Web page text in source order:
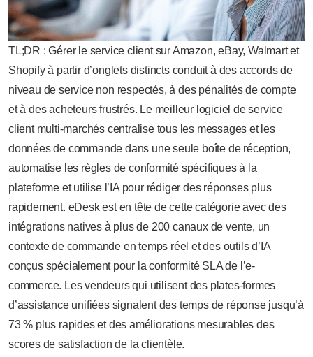
TL;DR : Gérer le service client sur Amazon, eBay, Walmart et
Shopify à partir d’onglets distincts conduit à des accords de
niveau de service non respectés, à des pénalités de compte
et à des acheteurs frustrés. Le meilleur logiciel de service
client multi-marchés centralise tous les messages et les
données de commande dans une seule boîte de réception,
automatise les règles de conformité spécifiques à la
plateforme et utilise l’IA pour rédiger des réponses plus
rapidement. eDesk est en tête de cette catégorie avec des
intégrations natives à plus de 200 canaux de vente, un
contexte de commande en temps réel et des outils d’IA
conçus spécialement pour la conformité SLA de l’e-
commerce. Les vendeurs qui utilisent des plates-formes
d’assistance unifiées signalent des temps de réponse jusqu’à
73 % plus rapides et des améliorations mesurables des
scores de satisfaction de la clientèle.